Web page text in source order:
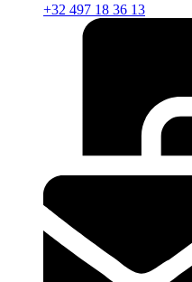
+32 497 18 36 13